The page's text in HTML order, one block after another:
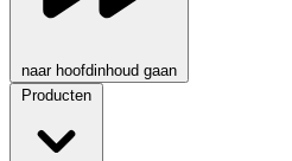
naar hoofdinhoud gaan
Producten